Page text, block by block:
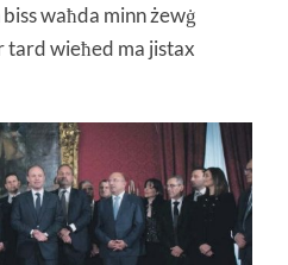
waħda minn żewġ
tard wieħed ma jistax